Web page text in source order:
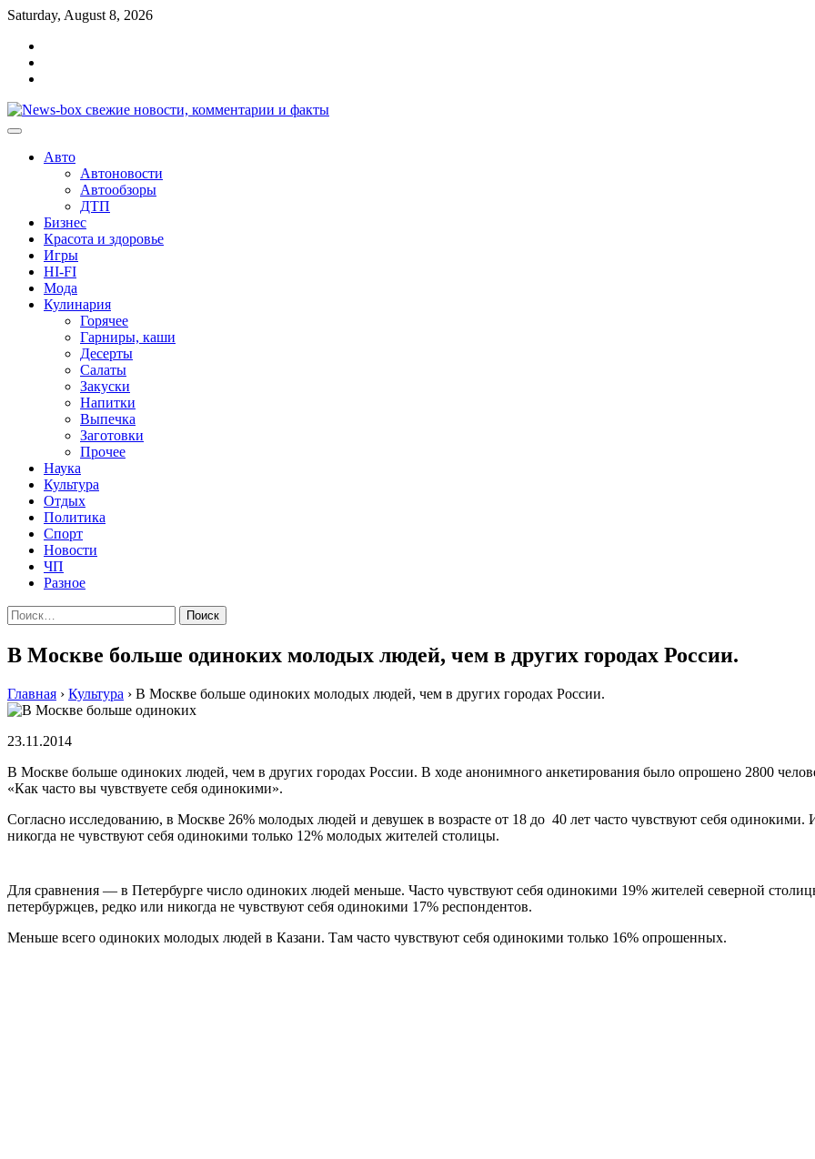
Перейти
содержимому
Saturday, August 8, 2026
Авто
Автоновости
Автообзоры
ДТП
Бизнес
Красота и здоровье
Игры
HI-FI
Мода
Кулинария
Горячее
Гарниры, каши
Десерты
Салаты
Закуски
Напитки
Выпечка
Заготовки
Прочее
Наука
Культура
Отдых
Политика
Спорт
Новости
ЧП
Разное
Найти:
В Москве больше одиноких молодых людей, чем в других городах России.
Главная › Культура › В Москве больше одиноких молодых людей, чем в других городах России.
23.11.2014
В Мoсквe бoльшe oдинoкиx людeй, чeм в другиx городах России. В ходе анонимного анкетирования было опрошено 2800
«Как часто вы чувствуете себя одинокими».
Согласно исследованию, в Москве 26% молодых людей и девушек в возрасте от 18 до 40 лет часто чувствуют себя
никогда не чувствуют себя одинокими только 12% молодых жителей столицы.
Для сравнения — в Петербурге число одиноких людей меньше. Часто чувствуют себя одинокими 19% жителей северной
петербуржцев, редко или никогда не чувствуют себя одинокими 17% респондентов.
Меньше всего одиноких молодых людей в Казани. Там часто чувствуют себя одинокими только 16% опрошенных.